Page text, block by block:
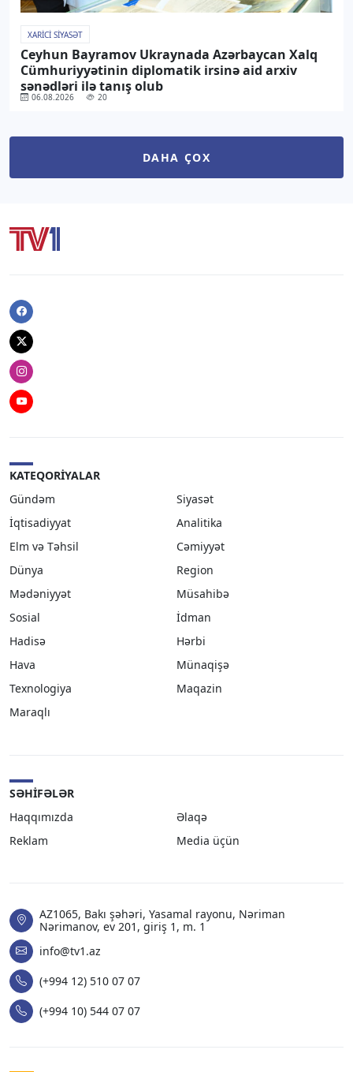
XARICI SIYASƏT
Ceyhun Bayramov Ukraynada Azərbaycan Xalq
Cümhuriyyətinin diplomatik irsinə aid arxiv
sənədləri ilə tanış olub
06.08.2026 20
DAHA ÇOX
Facebook
Twitter
Instagram
Youtube
KATEQORIYALAR
Gündəm
Siyasət
İqtisadiyyat
Analitika
Elm və Təhsil
Cəmiyyət
Dünya
Region
Mədəniyyət
Müsahibə
Sosial
İdman
Hadisə
Hərbi
Hava
Münaqişə
Texnologiya
Maqazin
Maraqlı
SƏHIFƏLƏR
Haqqımızda
Əlaqə
Reklam
Media üçün
AZ1065, Bakı şəhəri, Yasamal rayonu, Nəriman
Nərimanov, ev 201, giriş 1, m. 1
info@tv1.az
(+994 12) 510 07 07
(+994 10) 544 07 07